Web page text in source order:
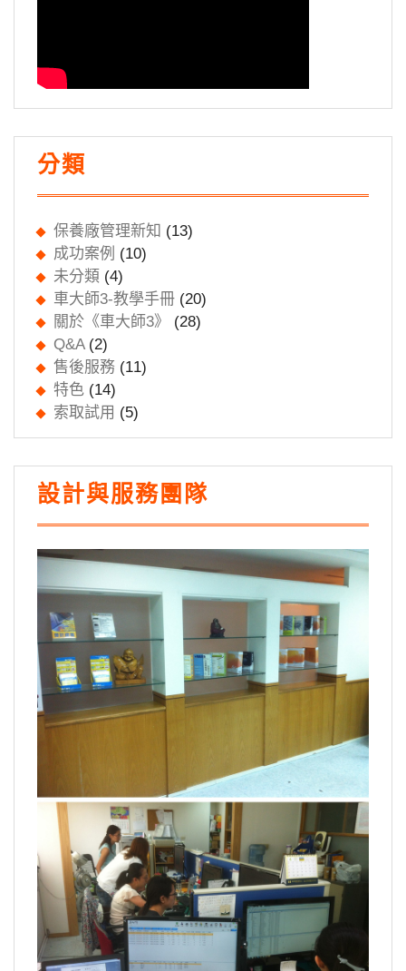
分類
保養廠管理新知 (13)
成功案例 (10)
未分類 (4)
車大師3-教學手冊 (20)
關於《車大師3》
(28)
Q&A(2)
售後服務 (11)
特色 (14)
索取試用 (5)
設計與服務團隊